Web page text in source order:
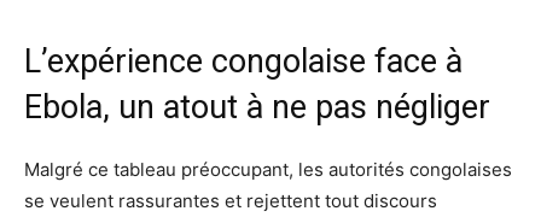
L’expérience congolaise face à
Ebola, un atout à ne pas négliger
Malgré ce tableau préoccupant, les autorités congolaises
se veulent rassurantes et rejettent tout discours